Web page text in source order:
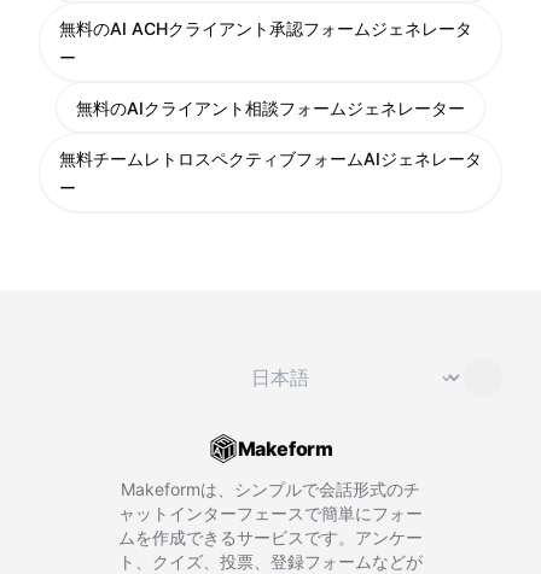
無料のAI ACHクライアント承認フォームジェネレータ
ー
無料のAIクライアント相談フォームジェネレーター
無料チームレトロスペクティブフォームAIジェネレータ
ー
言語を変更 ⌄
Makeform
Makeformは、シンプルで会話形式のチ
ャットインターフェースで簡単にフォー
ムを作成できるサービスです。アンケー
ト、クイズ、投票、登録フォームなどが